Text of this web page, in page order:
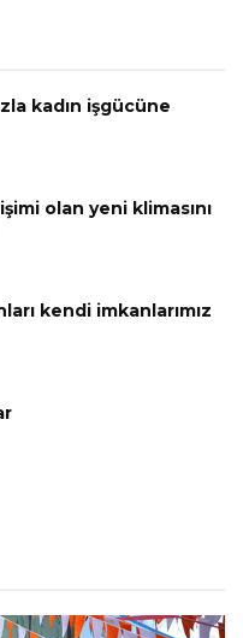
kadın işgücüne
olan yeni klimasını
kendi imkanlarımız